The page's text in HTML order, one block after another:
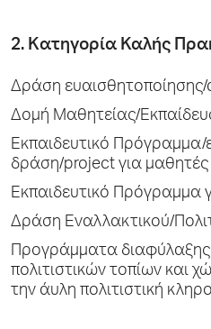
2. Kατηγορία Καλής
Δράση ευαισθητοποίησης/
Δομή Μαθητείας/
Εκπαιδευτικό Πρόγραμμα/
δράση/project για μαθητές
Εκπαιδευτικό Πρόγραμμα
Δράση Εναλλακτικού/
Προγράμματα διαφύλαξης
πολιτιστικών τοπίων και
την άυλη πολιτιστική